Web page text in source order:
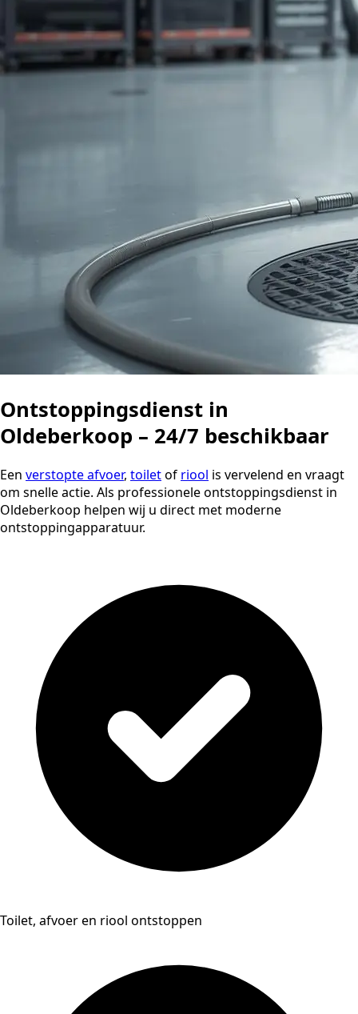
Ontstoppingsdienst in
Oldeberkoop – 24/7 beschikbaar
Een verstopte afvoer, toiletof riool is vervelend en vraagt
om snelle actie. Als professionele ontstoppingsdienst in
Oldeberkoop helpen wij u direct met moderne
ontstoppingapparatuur.
Toilet, afvoer en riool ontstoppen